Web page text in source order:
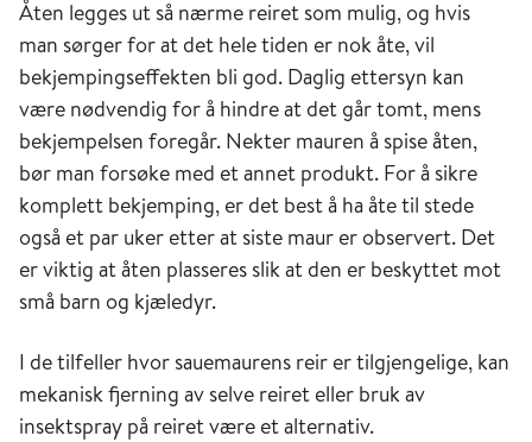
Åten legges ut så nærme reiret som mulig, og hvis
man sørger for at det hele tiden er nok åte, vil
bekjempingseffekten bli god. Daglig ettersyn kan
være nødvendig for å hindre at det går tomt, mens
bekjempelsen foregår. Nekter mauren å spise åten,
bør man forsøke med et annet produkt. For å sikre
komplett bekjemping, er det best å ha åte til stede
også et par uker etter at siste maur er observert. Det
er viktig at åten plasseres slik at den er beskyttet mot
små barn og kjæledyr.
I de tilfeller hvor sauemaurens reir er tilgjengelige, kan
mekanisk fjerning av selve reiret eller bruk av
insektspray på reiret være et alternativ.